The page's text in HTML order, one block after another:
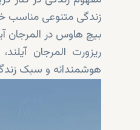
زندگی متنوعی مناسب
بیچ هاوس در المرجان
ریزورت المرجان
هوشمندانه و سبک